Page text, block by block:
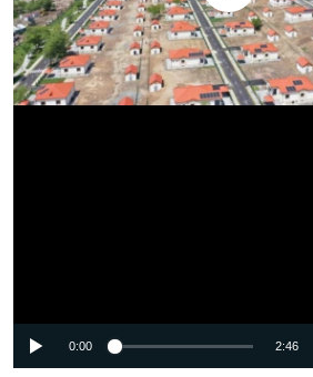
0:00 2:46